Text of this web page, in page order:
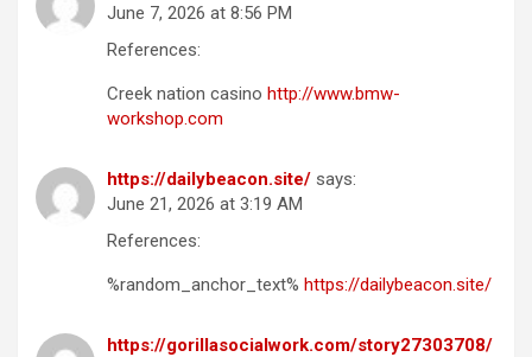
June 7, 2026 at 8:56 PM
References:
Creek nation casino http://www.bmw-
workshop.com
https://dailybeacon.site/ says:
June 21, 2026 at 3:19 AM
References:
%random_anchor_text% https://dailybeacon.site/
https://gorillasocialwork.com/story27303708/